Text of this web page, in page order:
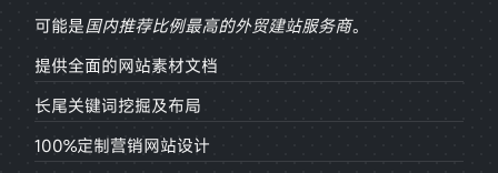
可能是国内推荐比例最高的外贸建站服务商。
提供全面的网站素材文档
长尾关键词挖掘及布局
100%定制营销网站设计